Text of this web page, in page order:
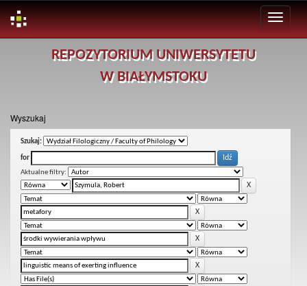
REPOZYTORIUM UNIWERSYTETU
W BIAŁYMSTOKU
Wyszukaj
Szukaj:
for
Aktualne filtry: